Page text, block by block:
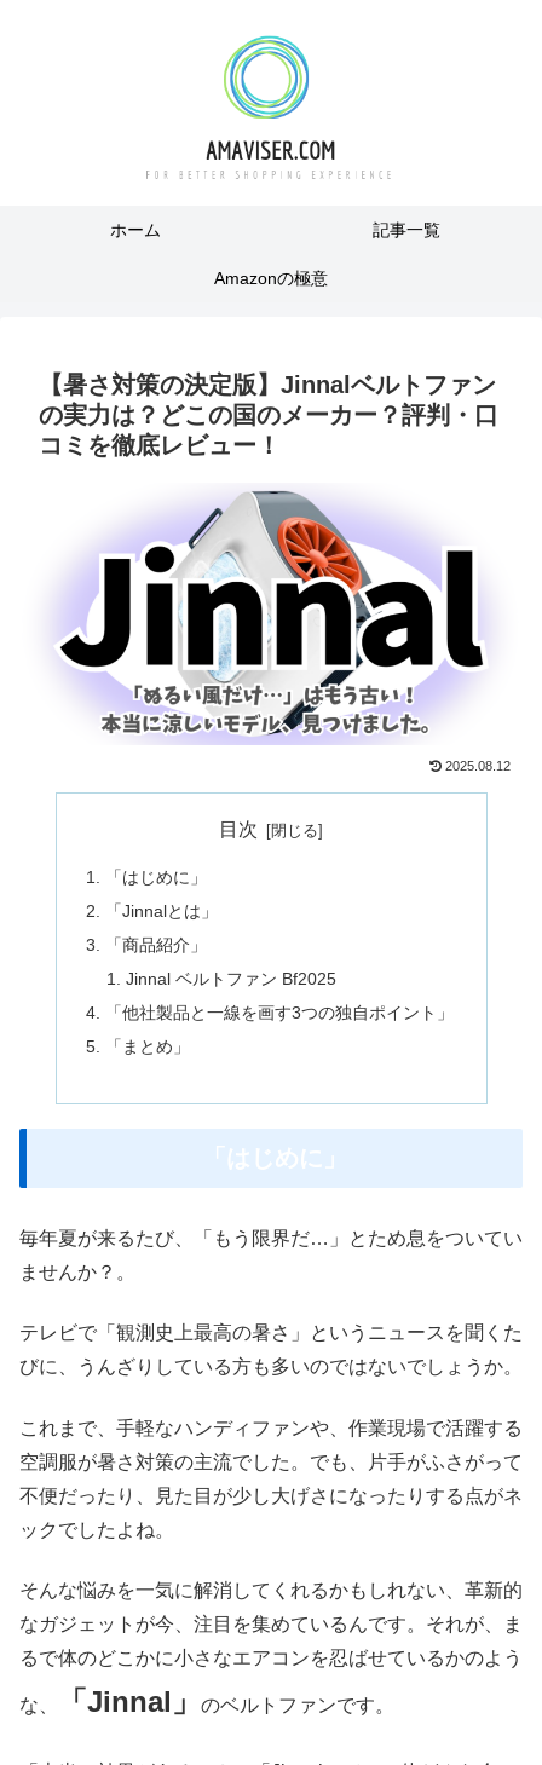
ホーム 記事一覧
Amazonの極意
【暑さ対策の決定版】Jinnalベルトファン
の実力は？どこの国のメーカー？評判・口
コミを徹底レビュー！
2025.08.12
目次
「はじめに」
「Jinnalとは」
「商品紹介」
Jinnal ベルトファン Bf2025
「他社製品と一線を画す3つの独自ポイント」
「まとめ」
「はじめに」
毎年夏が来るたび、「もう限界だ…」とため息をついてい
ませんか？。
テレビで「観測史上最高の暑さ」というニュースを聞くた
びに、うんざりしている方も多いのではないでしょうか。
これまで、手軽なハンディファンや、作業現場で活躍する
空調服が暑さ対策の主流でした。でも、片手がふさがって
不便だったり、見た目が少し大げさになったりする点がネ
ックでしたよね。
そんな悩みを一気に解消してくれるかもしれない、革新的
なガジェットが今、注目を集めているんです。それが、ま
るで体のどこかに小さなエアコンを忍ばせているかのよう
な、 「Jinnal」 のベルトファンです。